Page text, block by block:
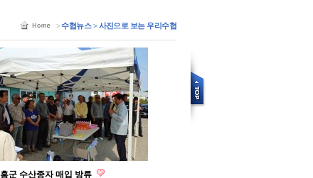
>수협뉴스 > 사진으로 보는 우리수협
군 수산종자 매입 방류